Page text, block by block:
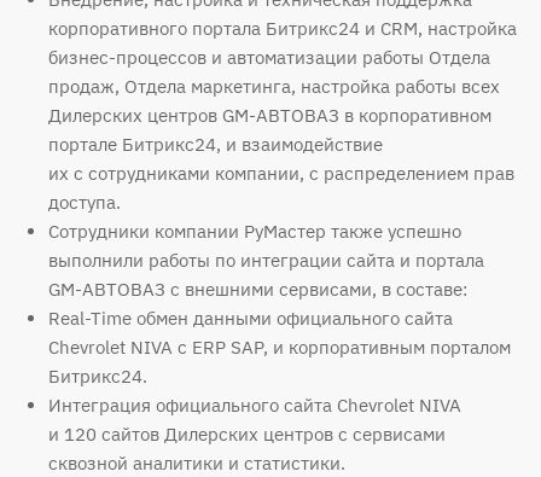
корпоративного портала Битрикс24 и CRM, настройка
бизнес-процессов и автоматизации работы Отдела
продаж, Отдела маркетинга, настройка работы всех
Дилерских центров GM-АВТОВАЗ в корпоративном
портале Битрикс24, и взаимодействие
их с сотрудниками компании, с распределением прав
доступа.
Сотрудники компании РуМастер также успешно
выполнили работы по интеграции сайта и портала
GM-АВТОВАЗ с внешними сервисами, в составе:
Real-Time обмен данными официального сайта
Chevrolet NIVA с ERP SAP, и корпоративным порталом
Битрикс24.
Интеграция официального сайта Chevrolet NIVA
и 120 сайтов Дилерских центров с сервисами
сквозной аналитики и статистики.